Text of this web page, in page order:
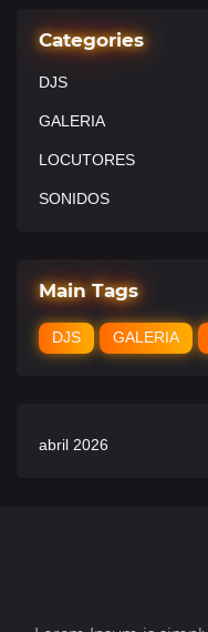
Categories
DJS
GALERIA
LOCUTORES
SONIDOS
Main Tags
DJS GALERIA
abril 2026